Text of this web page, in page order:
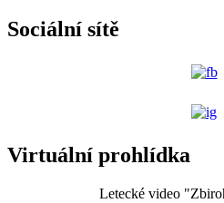
Sociální sítě
Virtuální prohlídka
Letecké video